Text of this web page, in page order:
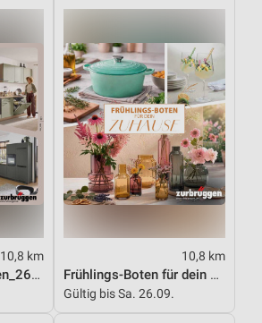
10,8 km
I_Mitnahme_Kuechen_26_ES
10,8 km
Frühlings-Boten für dein Zuhause
Gültig bis Sa. 26.09.